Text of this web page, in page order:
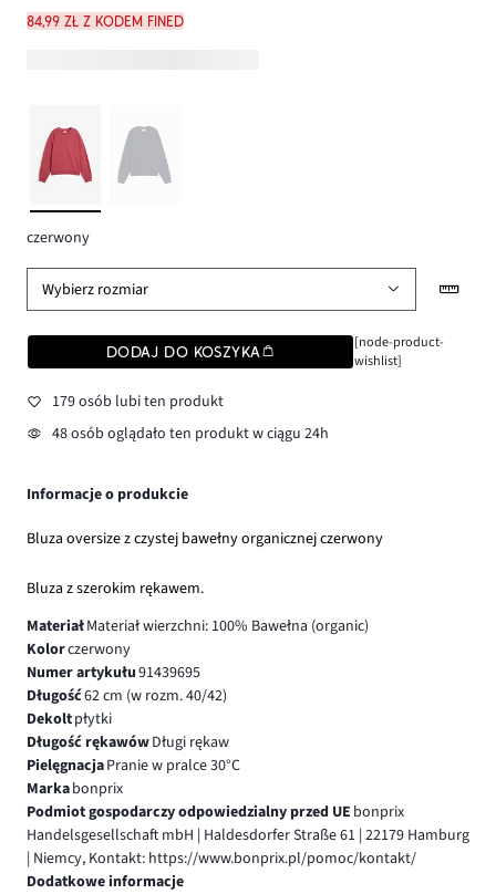
84,99 zł z kodem FINED
czerwony
Wybierz rozmiar
DODAJ DO KOSZYKA
[node-product-
wishlist]
179 osób lubi ten produkt
48 osób oglądało ten produkt w ciągu 24h
Informacje o produkcie
Bluza oversize z czystej bawełny organicznej czerwony
Bluza z szerokim rękawem.
MateriałMateriał wierzchni: 100% Bawełna (organic)
Kolorczerwony
Numer artykułu91439695
Długość62 cm (w rozm. 40/42)
Dekoltpłytki
Długość rękawówDługi rękaw
PielęgnacjaPranie w pralce 30°C
Markabonprix
Podmiot gospodarczy odpowiedzialny przed UE bonprix
Handelsgesellschaft mbH | Haldesdorfer Straße 61 | 22179 Hamburg
| Niemcy, Kontakt: https://www.bonprix.pl/pomoc/kontakt/
Dodatkowe informacje